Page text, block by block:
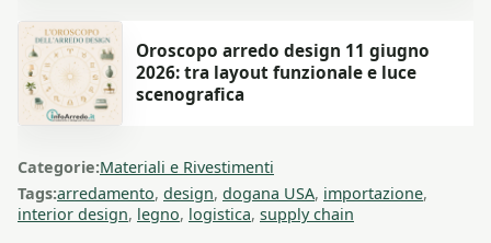
Oroscopo arredo design 11 giugno
2026: tra layout funzionale e luce
scenografica
Categorie:Materiali e Rivestimenti
Tags:arredamento, design, dogana USA, importazione,
interior design, legno, logistica, supply chain